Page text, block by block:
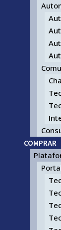
COMPRAR